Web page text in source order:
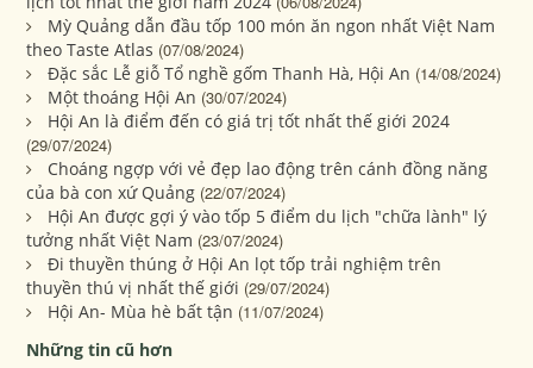
Mỳ Quảng dẫn đầu tốp 100 món ăn ngon nhất Việt Nam
theo Taste Atlas (07/08/2024)
Đặc sắc Lễ giỗ Tổ nghề gốm Thanh Hà, Hội An (14/08/2024)
Một thoáng Hội An (30/07/2024)
Hội An là điểm đến có giá trị tốt nhất thế giới 2024
(29/07/2024)
Choáng ngợp với vẻ đẹp lao động trên cánh đồng năng
của bà con xứ Quảng (22/07/2024)
Hội An được gợi ý vào tốp 5 điểm du lịch "chữa lành" lý
tưởng nhất Việt Nam (23/07/2024)
Đi thuyền thúng ở Hội An lọt tốp trải nghiệm trên
thuyền thú vị nhất thế giới (29/07/2024)
Hội An- Mùa hè bất tận (11/07/2024)
Những tin cũ hơn